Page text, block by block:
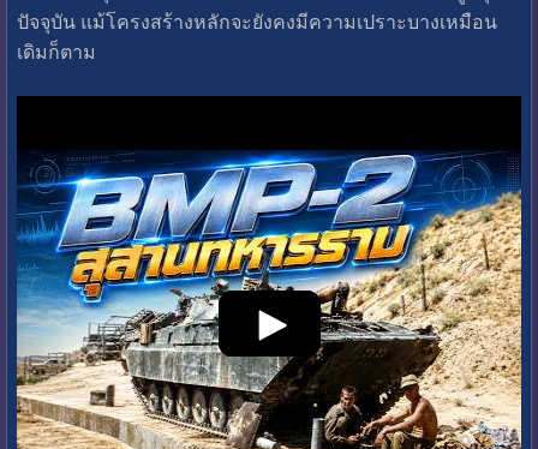
ปัจจุบัน แม้โครงสร้างหลักจะยังคงมีความเปราะบางเหมือน
เดิมก็ตาม